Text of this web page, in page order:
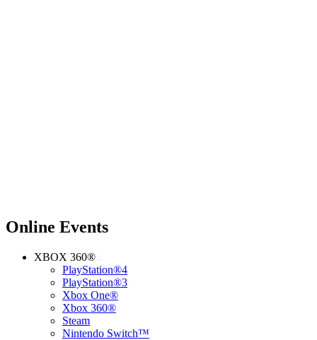
Online Events
XBOX 360®
PlayStation®4
PlayStation®3
Xbox One®
Xbox 360®
Steam
Nintendo Switch™